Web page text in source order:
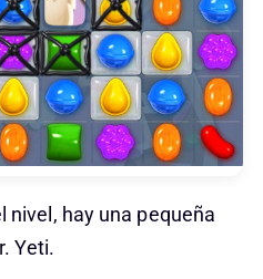
nivel, hay una pequeña
Yeti.